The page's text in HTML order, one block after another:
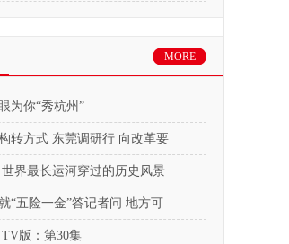
MORE
为你“秀杭州”
转方式 东莞调研行 向改革要
世界最长运河穿过的历史风景
“五险一金”答记者问 地方可
版：第30集